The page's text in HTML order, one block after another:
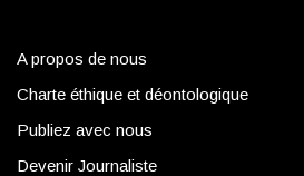
A propos de nous
Charte éthique et déontologique
Publiez avec nous
Devenir Journaliste